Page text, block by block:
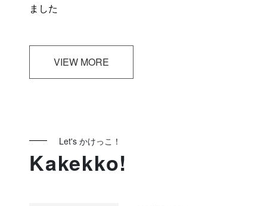
ました
VIEW MORE
Let's かけっこ！
Kakekko!